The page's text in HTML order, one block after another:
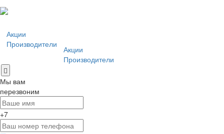
Акции
Производители
Акции
Производители
Мы вам
перезвоним
+7